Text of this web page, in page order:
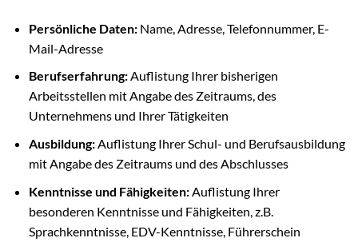
Persönliche Daten:Name, Adresse, Telefonnummer, E-
Mail-Adresse
Berufserfahrung:Auflistung Ihrer bisherigen
Arbeitsstellen mit Angabe des Zeitraums, des
Unternehmens und Ihrer Tätigkeiten
Ausbildung:Auflistung Ihrer Schul- und Berufsausbildung
mit Angabe des Zeitraums und des Abschlusses
Kenntnisse und Fähigkeiten:Auflistung Ihrer
besonderen Kenntnisse und Fähigkeiten, z.B.
Sprachkenntnisse, EDV-Kenntnisse, Führerschein